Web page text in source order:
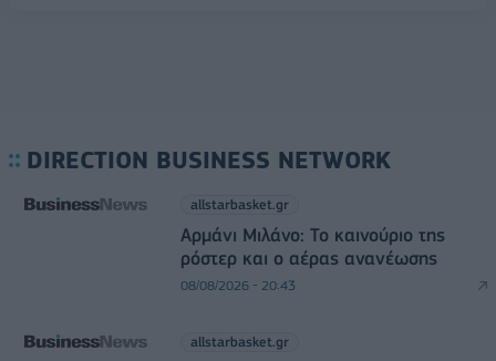
DIRECTION BUSINESS NETWORK
allstarbasket.gr
Αρμάνι Μιλάνο: Το καινούριο της
ρόστερ και ο αέρας ανανέωσης
08/08/2026 - 20:43
allstarbasket.gr